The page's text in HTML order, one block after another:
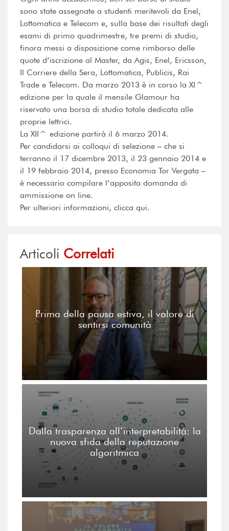
sono state assegnate a studenti meritevoli da Enel,
Lottomatica e Telecom e, sulla base dei risultati degli
esami di primo quadrimestre, tre premi di studio,
finora messi a disposizione come rimborso delle
quote d’iscrizione al Master, da Agis, Enel, Ericsson,
Il Corriere della Sera, Lottomatica, Publicis, Rai
Trade e Telecom. Da marzo 2013 è in corso la XI^
edizione per la quale il mensile Glamour ha
riservato una borsa di studio totale dedicata alle
proprie lettrici.
La XII^ edizione partirà il 6 marzo 2014.
Per candidarsi ai colloqui di selezione – che si
terranno il 17 dicembre 2013, il 23 gennaio 2014 e
il 19 febbraio 2014, presso Economia Tor Vergata –
è necessario compilare l’apposita domanda di
ammissione on line.
Per ulteriori informazioni, clicca qui.
Articoli Correlati
Prima della pausa estiva, il valore di
sentirsi comunità
Dalla trasparenza all’interpretabilità: la
nuova sfida della reputazione
algoritmica